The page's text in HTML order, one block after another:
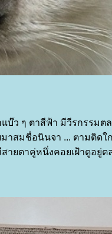
บ๊ว ๆ ตาสีฟ้า มีวีรกรรมต
าสมชื่อนินจา ... ตามติดใ
ายตาคู่หนึ่งคอยเฝ้าดูอยู่ต